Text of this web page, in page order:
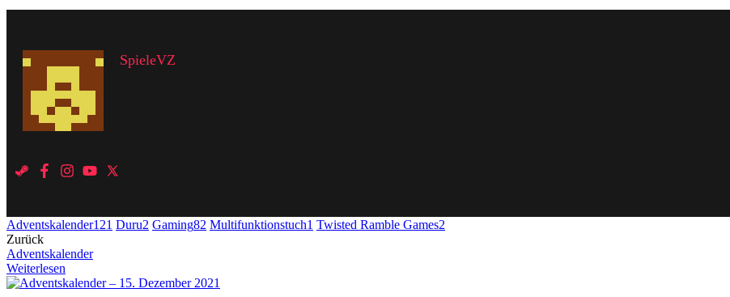
SpieleVZ
Adventskalender121 Duru2 Gaming82 Multifunktionstuch1 Twisted Ramble Games2
Zurück
Adventskalender
Weiterlesen